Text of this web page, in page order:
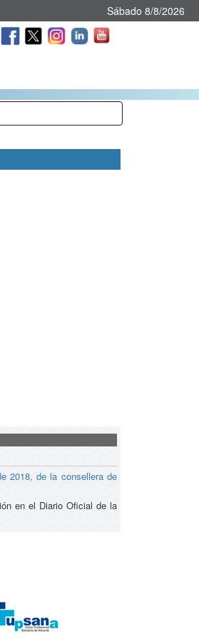
Sábado 8/8/2026
2018, de la consellera de
en el Diario Oficial de la